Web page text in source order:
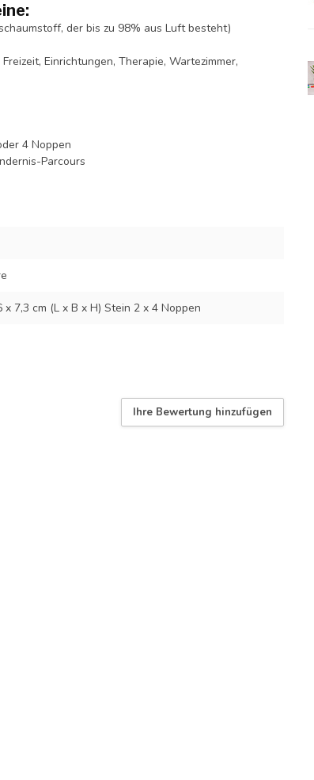
der bis zu 98% aus Luft besteht)
Einrichtungen, Therapie, Wartezimmer,
4 Noppen
Parcours
x 7,3 cm (L x B x H) Stein 2 x 4 Noppen
Ihre Bewertung hinzufügen